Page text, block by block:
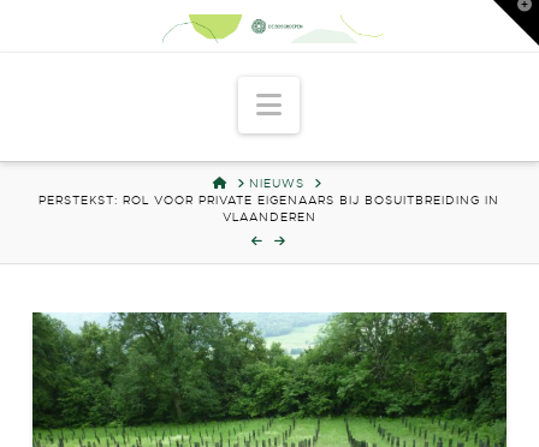
Navigation
HOMENIEUWS
PERSTEKST: ROL VOOR PRIVATE EIGENAARS BIJ BOSUITBREIDING IN
VLAANDEREN